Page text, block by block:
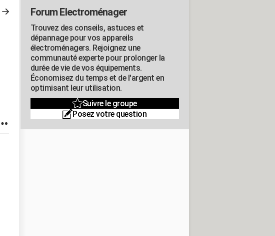
Forum Electroménager
Trouvez des conseils, astuces et
dépannage pour vos appareils
électroménagers. Rejoignez une
communauté experte pour prolonger la
durée de vie de vos équipements.
Économisez du temps et de l'argent en
optimisant leur utilisation.
Suivre le groupe
Posez votre question